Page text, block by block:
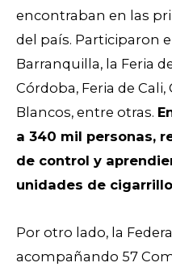
encontraban en las
del país. Participaron
Barranquilla, la Feria
Córdoba, Feria de
Blancos, entre otras.
a 340 mil personas,
de control y
unidades de
Por otro lado, la
acompañando 57